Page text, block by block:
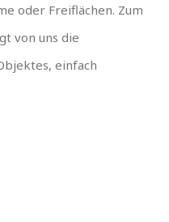
oder Freiflächen. Zum
von uns die
einfach